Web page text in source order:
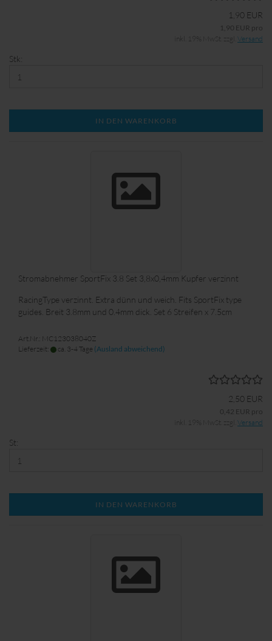
1,90 EUR
1,90 EUR pro
inkl. 19% MwSt. zzgl. Versand
Stk:
IN DEN WARENKORB
Stromabnehmer SportFix 3.8 Set 3,8x0,4mm Kupfer verzinnt
RacingType verzinnt. Extra dünn und weich. Fits SportFix type
guides. Breit 3.8mm und 0.4mm dick. Set 6 Streifen x 7.5cm
Art.Nr.: MC123038040Z
Lieferzeit:
ca. 3-4 Tage (Ausland abweichend)
2,50 EUR
0,42 EUR pro
inkl. 19% MwSt. zzgl. Versand
St:
IN DEN WARENKORB